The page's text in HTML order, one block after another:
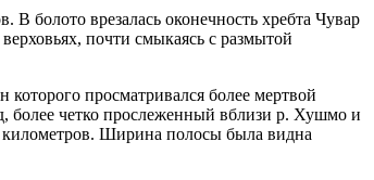
болото врезалась оконечность хребта Чувар
почти смыкаясь с размытой
просматривался более мертвой
более четко прослеженный вблизи р. Хушмо и
километров. Ширина полосы была видна